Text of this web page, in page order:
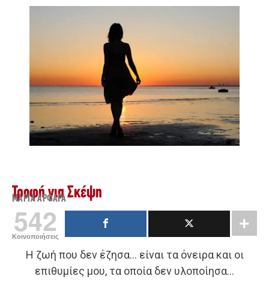
Τροφή για Σκέψη
ΜΑΡΊΑ ΑΡΦΑΡΆ
542
Κοινοποιήσεις
Η ζωή που δεν έζησα… είναι τα όνειρα και οι
επιθυμίες μου, τα οποία δεν υλοποίησα…